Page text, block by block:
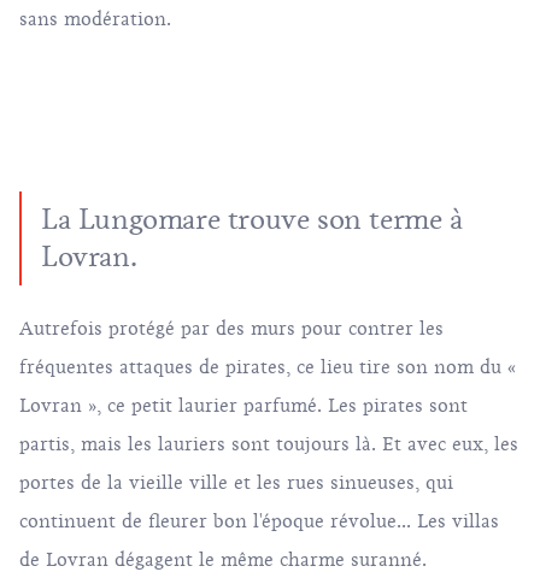
sans modération.
La Lungomare trouve son terme à
Lovran.
Autrefois protégé par des murs pour contrer les
fréquentes attaques de pirates, ce lieu tire son nom du «
Lovran », ce petit laurier parfumé. Les pirates sont
partis, mais les lauriers sont toujours là. Et avec eux, les
portes de la vieille ville et les rues sinueuses, qui
continuent de fleurer bon l'époque révolue... Les villas
de Lovran dégagent le même charme suranné.